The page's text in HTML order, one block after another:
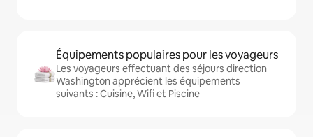
Équipements populaires pour les voyageurs
Les voyageurs effectuant des séjours direction
Washington apprécient les équipements
suivants : Cuisine, Wifi et Piscine